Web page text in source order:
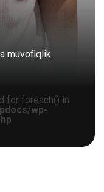
muvofiqlik
for foreach() in
wp-